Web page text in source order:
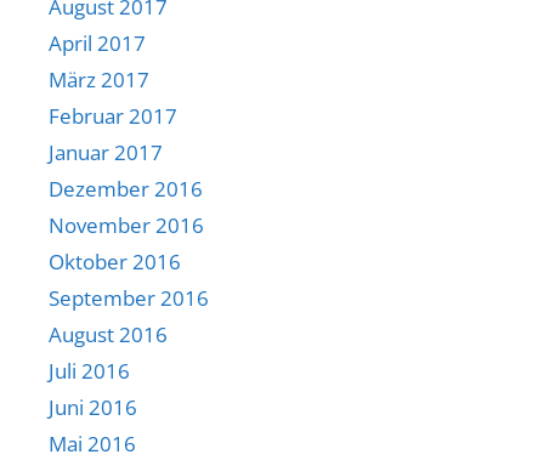
August 2017
April 2017
März 2017
Februar 2017
Januar 2017
Dezember 2016
November 2016
Oktober 2016
September 2016
August 2016
Juli 2016
Juni 2016
Mai 2016